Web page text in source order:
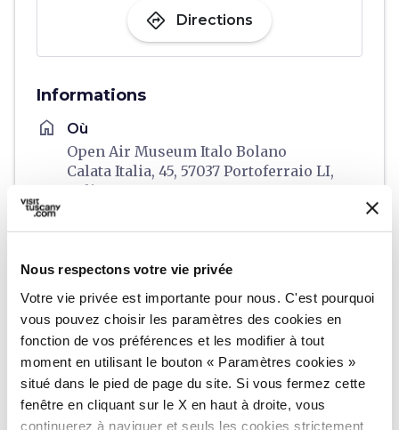
Nous respectons votre vie privée
Votre vie privée est importante pour nous. C'est pourquoi
vous pouvez choisir les paramètres des cookies en
fonction de vos préférences et les modifier à tout
moment en utilisant le bouton « Paramètres cookies »
situé dans le pied de page du site. Si vous fermez cette
fenêtre en cliquant sur le X en haut à droite, vous
continuerez à naviguer et seuls les cookies strictement
directions Directions
Informations
home Où
Open Air Museum Italo Bolano
Calata Italia, 45, 57037 Portoferraio LI,
Italia
language
Planifier
hotel Où dormir ? (en anglais) chevron_right
holiday_village Forfaits et séjours